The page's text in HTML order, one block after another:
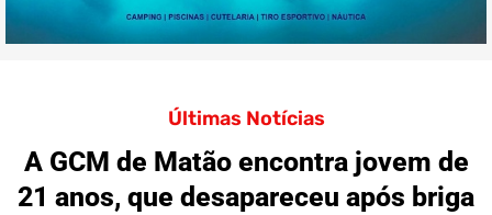
Últimas Notícias
A GCM de Matão encontra jovem de
21 anos, que desapareceu após briga